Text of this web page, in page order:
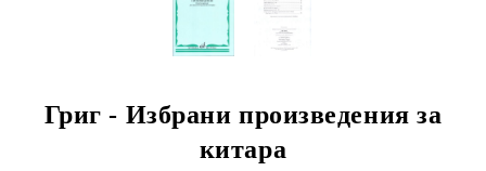
Григ - Избрани произведения за
китара